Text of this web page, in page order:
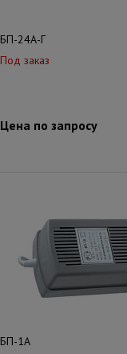
БП-24А-Г
Под заказ
Цена по запросу
БП-1А